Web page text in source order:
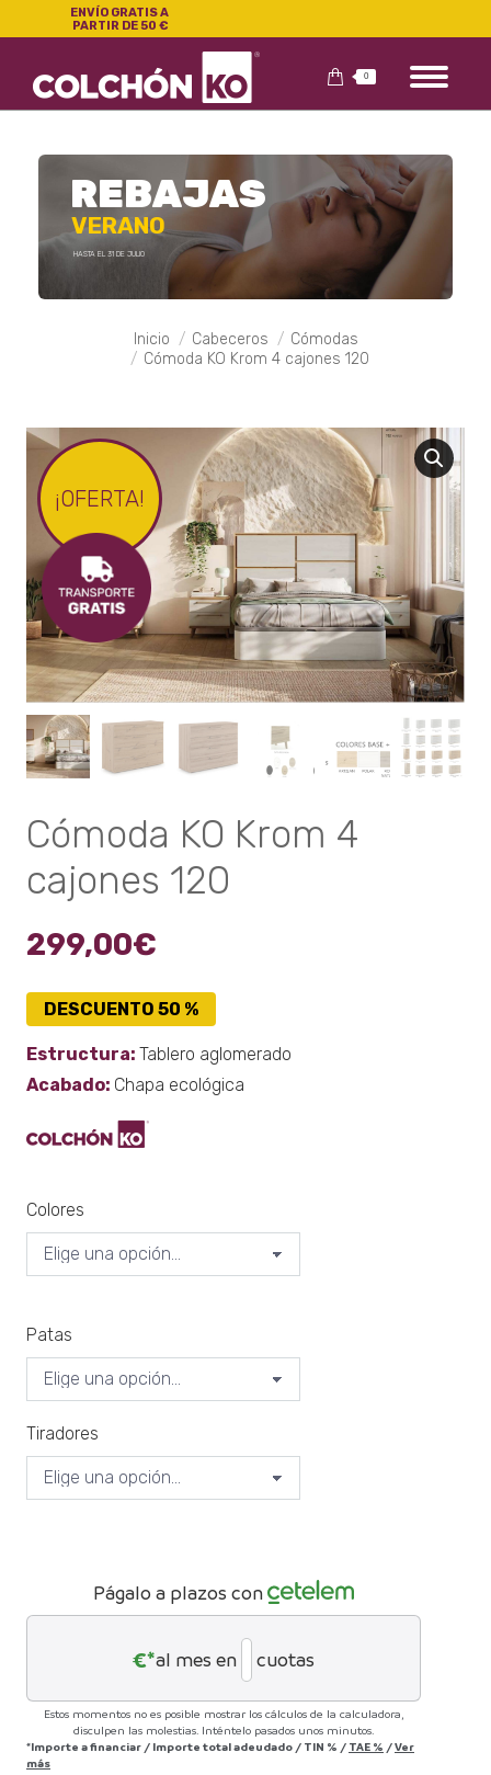
ENVÍO GRATIS A
PARTIR DE 50 €
0
VERANO
HASTA EL 31 DE JULIO
REBAJAS
Inicio Cabeceros
Cómodas
Cómoda KO Krom 4 cajones 120
¡OFERTA!
Cómoda KO Krom 4
cajones 120
DESCUENTO 50 %
Estructura: Tablero aglomerado
Acabado: Chapa ecológica
299,00€
Colores
Patas
Tiradores
Págalo a plazos con
€*al mes en cuotas
Estos momentos no es posible mostrar los cálculos de la calculadora,
disculpen las molestias. Inténtelo pasados unos minutos.
*Importe a financiar / Importe total adeudado / TIN % / TAE % /Ver
más